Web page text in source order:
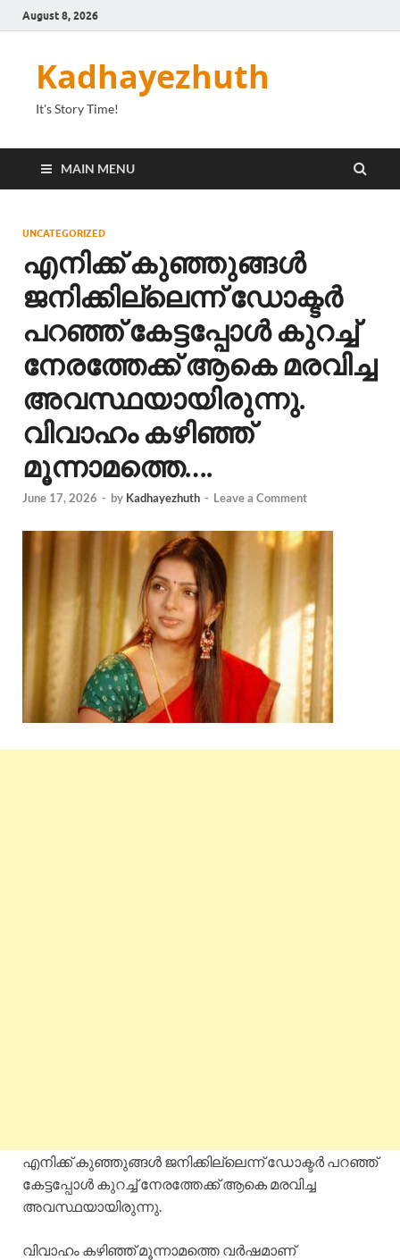
August 8, 2026
Kadhayezhuth
It's Story Time!
MAIN MENU
UNCATEGORIZED
എനിക്ക് കുഞ്ഞുങ്ങൾ
ജനിക്കില്ലെന്ന് ഡോക്ടർ
പറഞ്ഞ് കേട്ടപ്പോൾ കുറച്ച്
നേരത്തേക്ക് ആകെ മരവിച്ച
അവസ്ഥയായിരുന്നു.
വിവാഹം കഴിഞ്ഞ്
മൂന്നാമത്തെ….
June 17, 2026 - by Kadhayezhuth - Leave a Comment
എനിക്ക് കുഞ്ഞുങ്ങൾ ജനിക്കില്ലെന്ന് ഡോക്ടർ പറഞ്ഞ്
കേട്ടപ്പോൾ കുറച്ച് നേരത്തേക്ക് ആകെ മരവിച്ച
അവസ്ഥയായിരുന്നു.
വിവാഹം കഴിഞ്ഞ് മൂന്നാമത്തെ വർഷമാണ്